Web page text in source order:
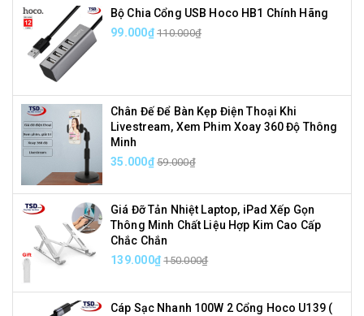
Bộ Chia Cổng USB Hoco HB1 Chính Hãng
99.000₫ 110.000₫
Chân Đế Để Bàn Kẹp Điện Thoại Khi
Livestream, Xem Phim Xoay 360 Độ Thông
Minh
35.000₫ 59.000₫
Giá Đỡ Tản Nhiệt Laptop, iPad Xếp Gọn
Thông Minh Chất Liệu Hợp Kim Cao Cấp
Chắc Chắn
139.000₫ 150.000₫
Cáp Sạc Nhanh 100W 2 Cổng Hoco U139 (